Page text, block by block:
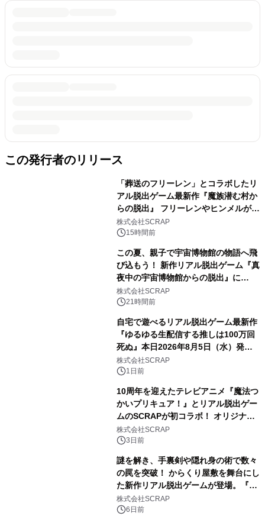
この発行者のリリース
「葬送のフリーレン」とコラボしたリ
アル脱出ゲーム最新作『魔族潜む村か
らの脱出』 フリーレンやヒンメルが武
器を手に魔族を見据える描き下ろしメ
インビジュアル公開
株式会社SCRAP
15時間前
この夏、親子で宇宙博物館の物語へ飛
び込もう！ 新作リアル脱出ゲーム『真
夜中の宇宙博物館からの脱出』に
2026年8月7日(金)より親子で楽しめる
「ファミリーキット」が登場！
株式会社SCRAP
21時間前
自宅で遊べるリアル脱出ゲーム最新作
『ゆるゆる生配信する推しは100万回
死ぬ』本日2026年8月5日（水）発売
＆ゲームスタート！
株式会社SCRAP
1日前
10周年を迎えたテレビアニメ『魔法つ
かいプリキュア！』とリアル脱出ゲー
ムのSCRAPが初コラボ！ オリジナル
ストーリーと謎解きを楽しめる「謎付
きクリアファイル」が2026年8月5日
高橋李依さん、堀江由衣さん、早見沙
織さん、齋藤彩夏さんの体験コメント
も到着!!
株式会社SCRAP
3日前
謎を解き、手裏剣や隠れ身の術で数々
の罠を突破！ からくり屋敷を舞台にし
た新作リアル脱出ゲームが登場。『か
らくりの罠潜む忍者屋敷からの脱出』
2026年9月11日（金）からリアル脱出
株式会社SCRAP
6日前